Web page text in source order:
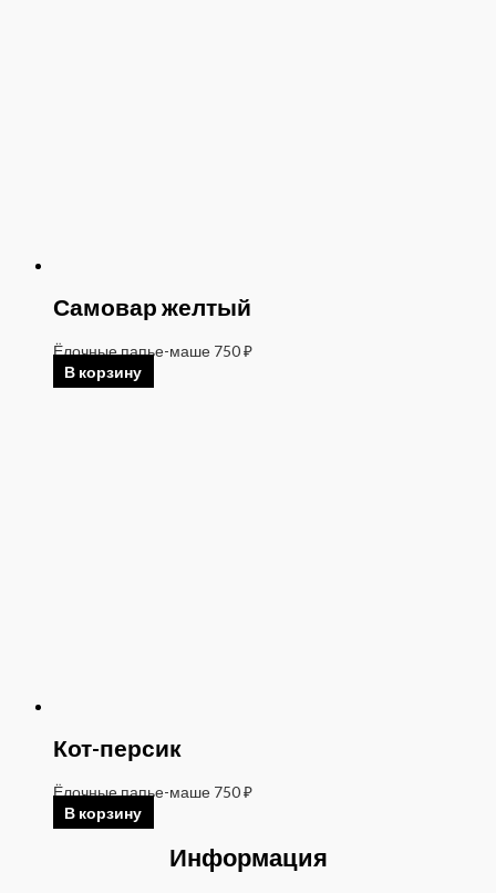
Самовар желтый
Ёлочные папье-маше 750₽
В корзину
Кот-персик
Ёлочные папье-маше 750₽
В корзину
Информация